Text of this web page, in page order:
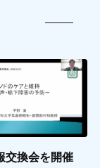
交換会を開催